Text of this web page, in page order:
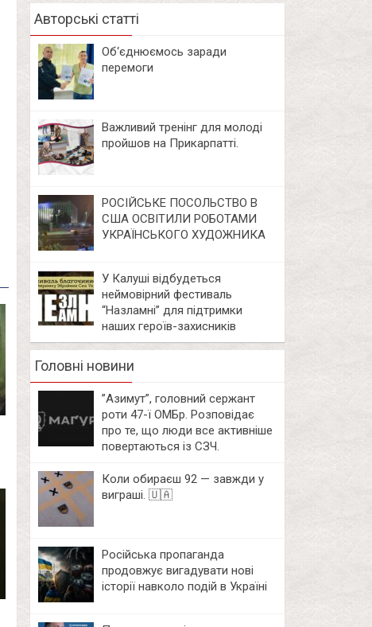
Авторські статті
Об‘єднюємось заради
перемоги
Важливий тренінг для молоді
пройшов на Прикарпатті.
РОСІЙСЬКЕ ПОСОЛЬСТВО В
США ОСВІТИЛИ РОБОТАМИ
УКРАЇНСЬКОГО ХУДОЖНИКА
У Калуші відбудеться
неймовірний фестиваль
“Назламні” для підтримки
наших героїв-захисників
Головні новини
⁨”Азимут”, головний сержант
роти 47-ї ОМБр. Розповідає
про те, що люди все активніше
повертаються із СЗЧ.
Коли обираєш 92 — завжди у
виграші. 🇺🇦
Російська пропаганда
продовжує вигадувати нові
історії навколо подій в Україні